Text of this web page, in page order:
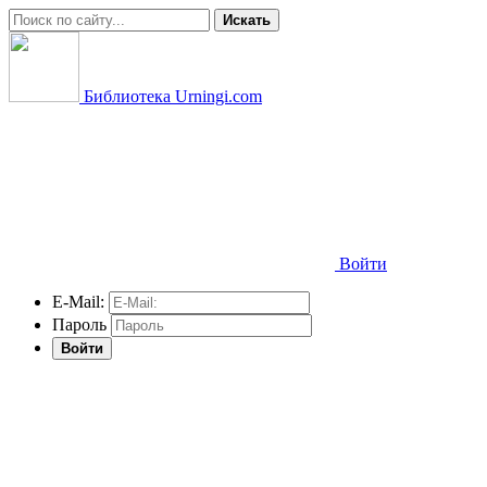
Искать
Библиотека Urningi.com
Войти
E-Mail:
Пароль
Войти